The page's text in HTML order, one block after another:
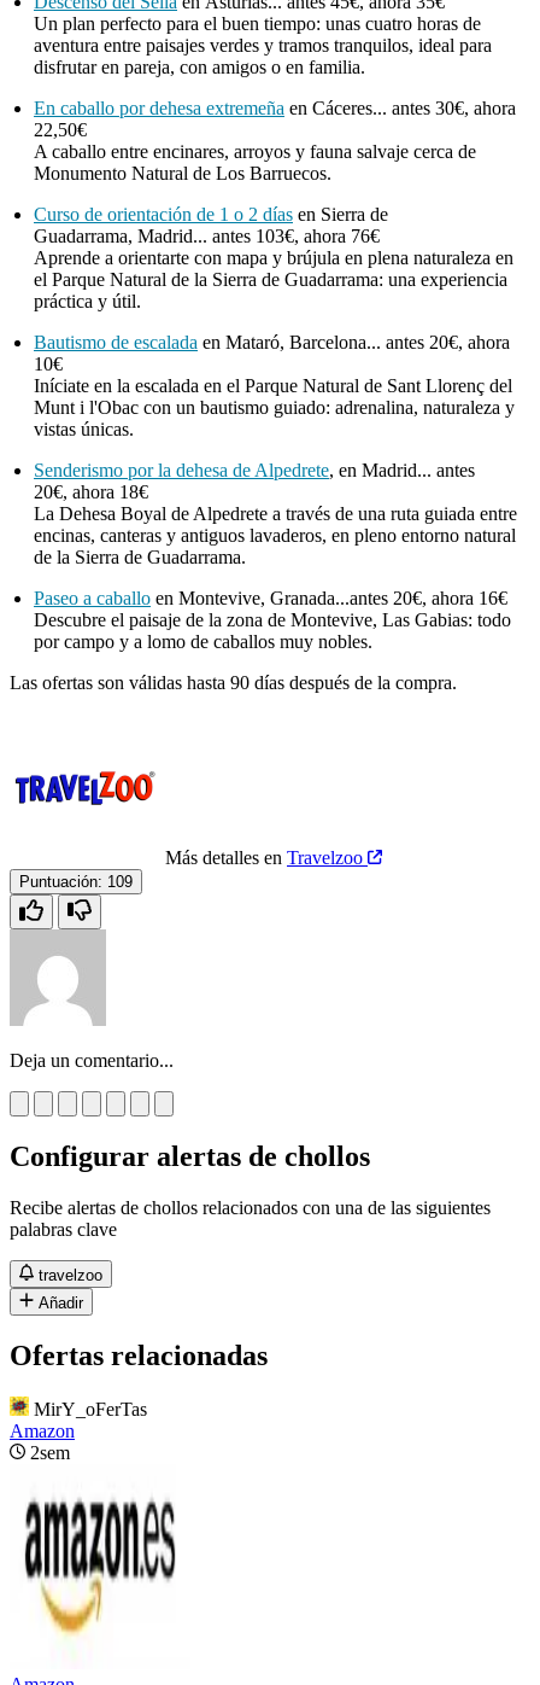
Un plan perfecto para el buen tiempo: unas cuatro horas de
aventura entre paisajes verdes y tramos tranquilos, ideal para
disfrutar en pareja, con amigos o en familia.
En caballo por dehesa extremeña en Cáceres... antes 30€, ahora
22,50€
A caballo entre encinares, arroyos y fauna salvaje cerca de
Monumento Natural de Los Barruecos.
Curso de orientación de 1 o 2 días en Sierra de
Guadarrama, Madrid... antes 103€, ahora 76€
Aprende a orientarte con mapa y brújula en plena naturaleza en
el Parque Natural de la Sierra de Guadarrama: una experiencia
práctica y útil.
Bautismo de escalada en Mataró, Barcelona... antes 20€, ahora
10€
Iníciate en la escalada en el Parque Natural de Sant Llorenç del
Munt i l'Obac con un bautismo guiado: adrenalina, naturaleza y
vistas únicas.
Senderismo por la dehesa de Alpedrete, en Madrid... antes
20€, ahora 18€
La Dehesa Boyal de Alpedrete a través de una ruta guiada entre
encinas, canteras y antiguos lavaderos, en pleno entorno natural
de la Sierra de Guadarrama.
Paseo a caballo en Montevive, Granada...antes 20€, ahora 16€
Descubre el paisaje de la zona de Montevive, Las Gabias: todo
por campo y a lomo de caballos muy nobles.
Las ofertas son válidas hasta 90 días después de la compra.
Más detalles en Travelzoo
Puntuación: 109
Deja un comentario...
Configurar alertas de chollos
Recibe alertas de chollos relacionados con una de las siguientes
palabras clave
travelzoo
Añadir
Ofertas relacionadas
MirY_oFerTas
Amazon
2sem